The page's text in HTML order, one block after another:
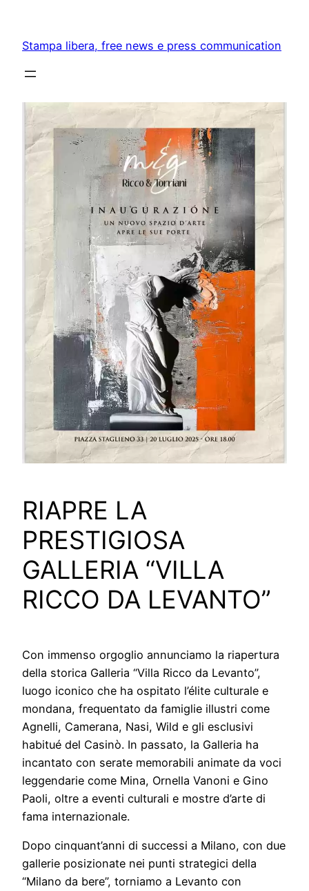
content
Stampa libera, free news e press communication
RIAPRE LA
PRESTIGIOSA
GALLERIA “VILLA
RICCO DA LEVANTO”
Con immenso orgoglio annunciamo la riapertura
della storica Galleria “Villa Ricco da Levanto”,
luogo iconico che ha ospitato l’élite culturale e
mondana, frequentato da famiglie illustri come
Agnelli, Camerana, Nasi, Wild e gli esclusivi
habitué del Casinò. In passato, la Galleria ha
incantato con serate memorabili animate da voci
leggendarie come Mina, Ornella Vanoni e Gino
Paoli, oltre a eventi culturali e mostre d’arte di
fama internazionale.
Dopo cinquant’anni di successi a Milano, con due
gallerie posizionate nei punti strategici della
“Milano da bere”, torniamo a Levanto con